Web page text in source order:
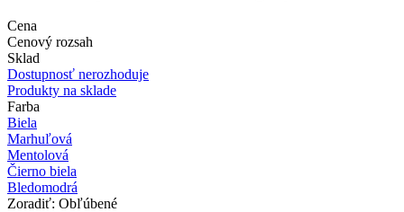
Cena
Cenový rozsah
Sklad
Dostupnosť nerozhoduje
Produkty na sklade
Farba
Biela
Marhuľová
Mentolová
Čierno biela
Bledomodrá
Zoradiť: Obľúbené